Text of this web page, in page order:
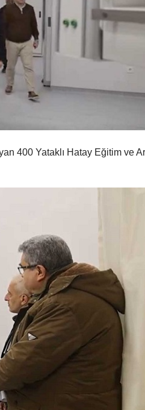
400 Yataklı Hatay Eğitim ve